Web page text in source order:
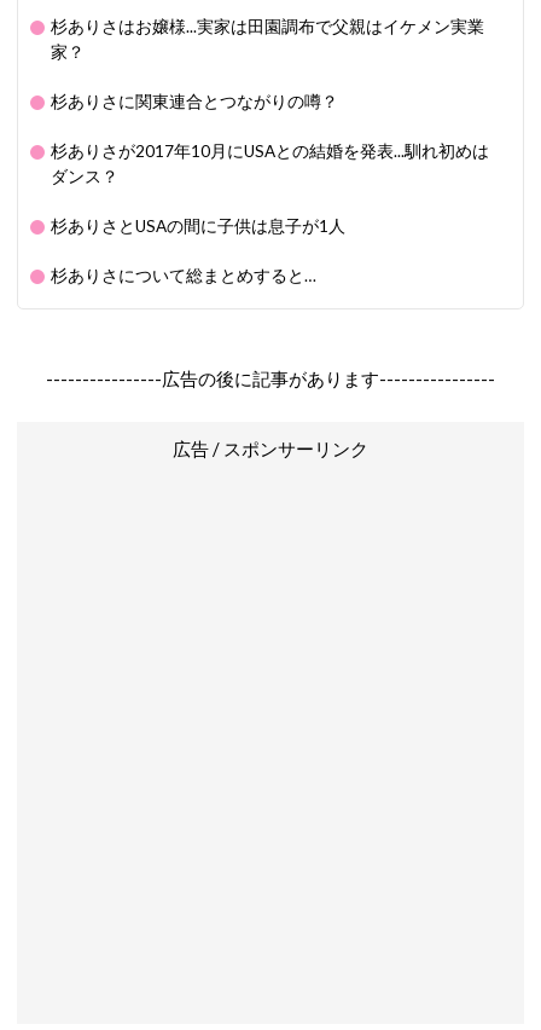
杉ありさはお嬢様...実家は田園調布で父親はイケメン実業
家？
杉ありさに関東連合とつながりの噂？
杉ありさが2017年10月にUSAとの結婚を発表...馴れ初めは
ダンス？
杉ありさとUSAの間に子供は息子が1人
杉ありさについて総まとめすると…
----------------広告の後に記事があります----------------
広告 / スポンサーリンク